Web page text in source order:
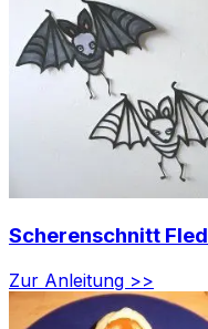
Scherenschnitt
Zur Anleitung >>